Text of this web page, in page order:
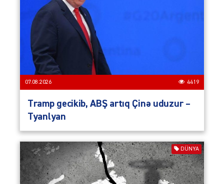
07.08.2026 4419
Tramp gecikib, ABŞ artıq Çinə uduzur –
Tyanlyan
DÜNYA